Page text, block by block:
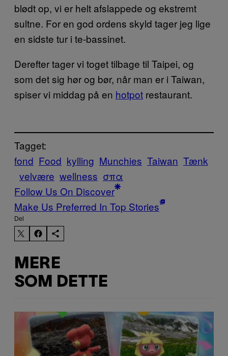
blødt op, vi er helt afslappede og ekstremt
sultne. For en god ordens skyld tager jeg lige
en sidste tur i te-bassinet.
Derefter tager vi toget tilbage til Taipei, og
som det sig hør og bør, når man er i Taiwan,
spiser vi middag på en hotpot restaurant.
Tagget:
fond Food kylling Munchies Taiwan Tænk
velvære wellness σπα
Follow Us On Discover
Make Us Preferred In Top Stories
Del
MERE
SOM DETTE